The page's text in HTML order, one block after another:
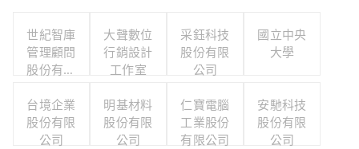
世紀智庫
管理顧問
股份有限
大聲數位
行銷設計
工作室
采鈺科技
股份有限
公司
國立中央
大學
台境企業
股份有限
公司
明基材料
股份有限
公司
仁寶電腦
工業股份
有限公司
安馳科技
股份有限
公司